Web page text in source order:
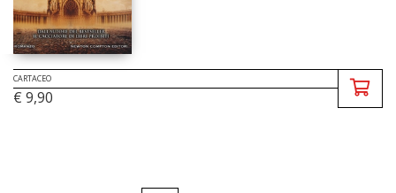
CARTACEO
€ 9,90